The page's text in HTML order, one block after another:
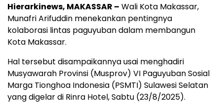
Hierarkinews, MAKASSAR – Wali Kota Makassar,
Munafri Arifuddin menekankan pentingnya
kolaborasi lintas paguyuban dalam membangun
Kota Makassar.
Hal tersebut disampaikannya usai menghadiri
Musyawarah Provinsi (Musprov) VI Paguyuban Sosial
Marga Tionghoa Indonesia (PSMTI) Sulawesi Selatan
yang digelar di Rinra Hotel, Sabtu (23/8/2025).